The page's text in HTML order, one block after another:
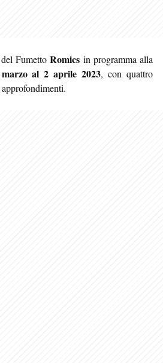
del FumettoRomics in programma alla
al 2 aprile 2023, con quattro